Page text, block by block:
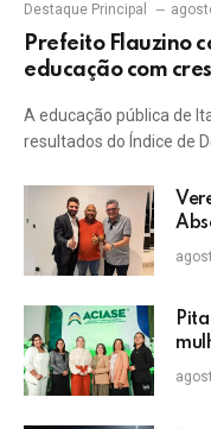
Destaque Principal
Prefeito Flauzino
educação com
A educação pública de
resultados do Índice de